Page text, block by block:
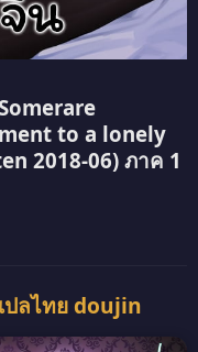
to a lonely
2018-06) ภาค 1
ปลไทย doujin